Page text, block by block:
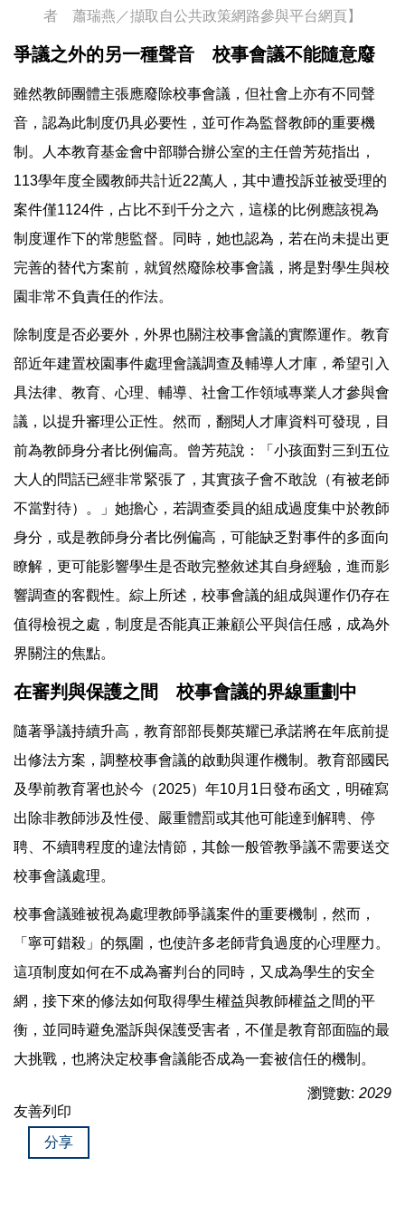
者 蕭瑞燕／擷取自公共政策網路參與平台網頁】
爭議之外的另一種聲音 校事會議不能隨意廢
雖然教師團體主張應廢除校事會議，但社會上亦有不同聲
音，認為此制度仍具必要性，並可作為監督教師的重要機
制。人本教育基金會中部聯合辦公室的主任曾芳苑指出，
113學年度全國教師共計近22萬人，其中遭投訴並被受理的
案件僅1124件，占比不到千分之六，這樣的比例應該視為
制度運作下的常態監督。同時，她也認為，若在尚未提出更
完善的替代方案前，就貿然廢除校事會議，將是對學生與校
園非常不負責任的作法。
除制度是否必要外，外界也關注校事會議的實際運作。教育
部近年建置校園事件處理會議調查及輔導人才庫，希望引入
具法律、教育、心理、輔導、社會工作領域專業人才參與會
議，以提升審理公正性。然而，翻閱人才庫資料可發現，目
前為教師身分者比例偏高。曾芳苑說：「小孩面對三到五位
大人的問話已經非常緊張了，其實孩子會不敢說（有被老師
不當對待）。」她擔心，若調查委員的組成過度集中於教師
身分，或是教師身分者比例偏高，可能缺乏對事件的多面向
瞭解，更可能影響學生是否敢完整敘述其自身經驗，進而影
響調查的客觀性。綜上所述，校事會議的組成與運作仍存在
值得檢視之處，制度是否能真正兼顧公平與信任感，成為外
界關注的焦點。
在審判與保護之間 校事會議的界線重劃中
隨著爭議持續升高，教育部部長鄭英耀已承諾將在年底前提
出修法方案，調整校事會議的啟動與運作機制。教育部國民
及學前教育署也於今（2025）年10月1日發布函文，明確寫
出除非教師涉及性侵、嚴重體罰或其他可能達到解聘、停
聘、不續聘程度的違法情節，其餘一般管教爭議不需要送交
校事會議處理。
校事會議雖被視為處理教師爭議案件的重要機制，然而，
「寧可錯殺」的氛圍，也使許多老師背負過度的心理壓力。
這項制度如何在不成為審判台的同時，又成為學生的安全
網，接下來的修法如何取得學生權益與教師權益之間的平
衡，並同時避免濫訴與保護受害者，不僅是教育部面臨的最
大挑戰，也將決定校事會議能否成為一套被信任的機制。
瀏覽數: 2029
友善列印
分享